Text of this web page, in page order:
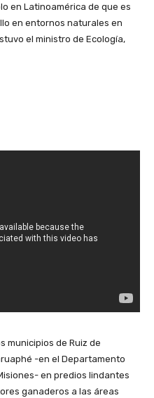
en Latinoamérica de que es
en entornos naturales en
el ministro de Ecología,
municipios de Ruiz de
-en el Departamento
en predios lindantes
ganaderos a las áreas